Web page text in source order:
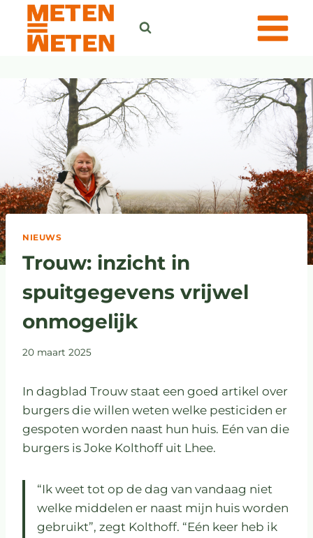
NIEUWS
Trouw: inzicht in
spuitgegevens vrijwel
onmogelijk
20 maart 2025
In dagblad Trouw staat een goed artikel over
burgers die willen weten welke pesticiden er
gespoten worden naast hun huis. Eén van die
burgers is Joke Kolthoff uit Lhee.
“Ik weet tot op de dag van vandaag niet
welke middelen er naast mijn huis worden
gebruikt”, zegt Kolthoff. “Eén keer heb ik